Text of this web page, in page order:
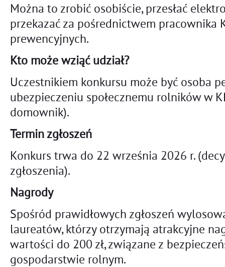
Można to zrobić osobiście, przesłać
przekazać za pośrednictwem pracownika
prewencyjnych.
Kto może wziąć udział?
Uczestnikiem konkursu może być osoba
ubezpieczeniu społecznemu rolników w
domownik).
Termin zgłoszeń
Konkurs trwa do 22 września 2026 r.
zgłoszenia).
Nagrody
Spośród prawidłowych zgłoszeń
laureatów, którzy otrzymają atrakcyjne
wartości do 200 zł, związane z
gospodarstwie rolnym.